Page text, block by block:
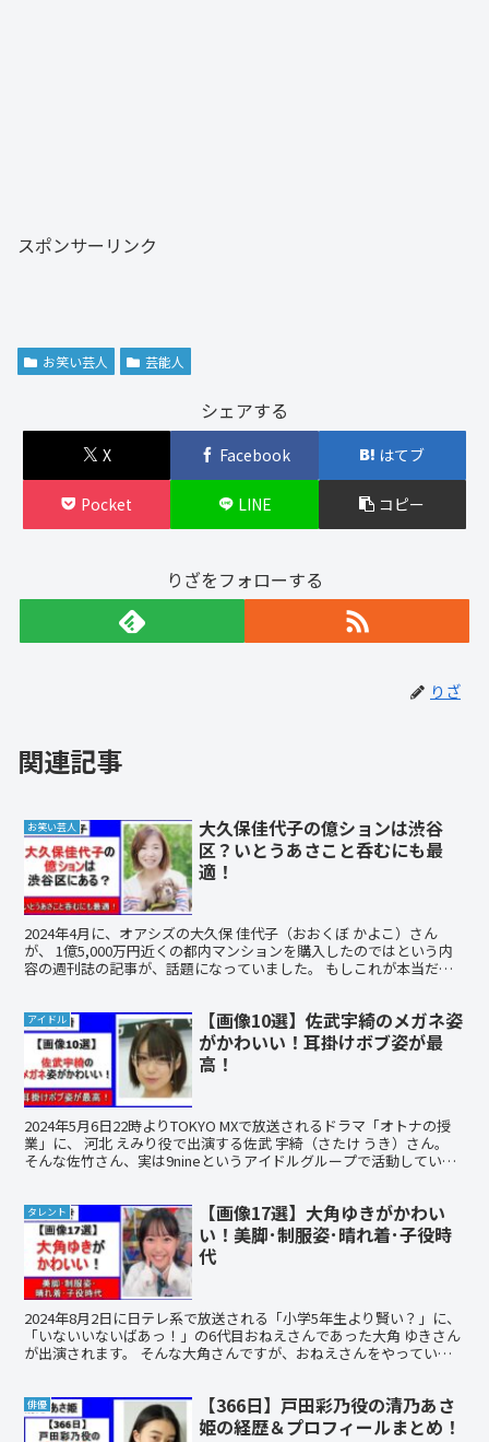
スポンサーリンク
お笑い芸人 芸能人
シェアする
X Facebook はてブ
Pocket LINE コピー
りざをフォローする
りざ
関連記事
お笑い芸人
大久保佳代子の億ションは渋谷
区？いとうあさこと呑むにも最
適！
2024年4月に、オアシズの大久保 佳代子（おおくぼ かよこ）さん
が、 1億5,000万円近くの都内マンションを購入したのではという内
容の週刊誌の記事が、話題になっていました。 もしこれが本当だと
アイドル
【画像10選】佐武宇綺のメガネ姿
がかわいい！耳掛けボブ姿が最
高！
2024年5月6日22時よりTOKYO MXで放送されるドラマ「オトナの授
業」に、 河北 えみり役で出演する佐武 宇綺（さたけ うき）さん。
そんな佐竹さん、実は9nineというアイドルグループで活動していた
タレント
【画像17選】大角ゆきがかわい
い！美脚･制服姿･晴れ着･子役時
代
2024年8月2日に日テレ系で放送される「小学5年生より賢い？」に、
「いないいないばあっ！」の6代目おねえさんであった大角 ゆきさん
が出演されます。 そんな大角さんですが、おねえさんをやっていた
俳優
【366日】戸田彩乃役の清乃あさ
姫の経歴＆プロフィールまとめ！